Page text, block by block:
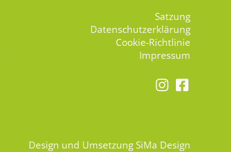
Satzung
Datenschutzerklärung
Cookie-Richtlinie
Impressum
Design und Umsetzung SiMa Design